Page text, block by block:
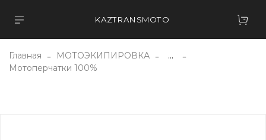
KAZTRANSMOTO
Главная МОТОЭКИПИРОВКА
...
Мотоперчатки 100%